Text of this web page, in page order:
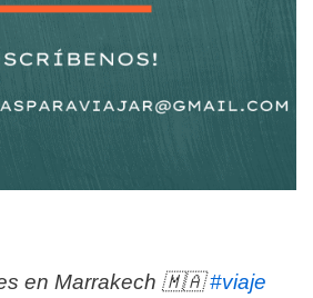
en Marrakech 🇲🇦#viaje